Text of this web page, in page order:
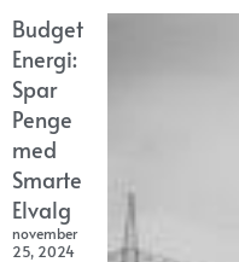
Budget
Energi:
Spar
Penge
med
Smarte
Elvalg
november
25, 2024